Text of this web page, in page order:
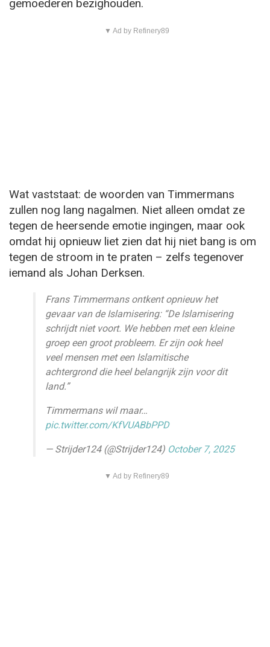
gemoederen bezighouden.
▼ Ad by Refinery89
Wat vaststaat: de woorden van Timmermans
zullen nog lang nagalmen. Niet alleen omdat ze
tegen de heersende emotie ingingen, maar ook
omdat hij opnieuw liet zien dat hij niet bang is om
tegen de stroom in te praten – zelfs tegenover
iemand als Johan Derksen.
Frans Timmermans ontkent opnieuw het
gevaar van de Islamisering: “De Islamisering
schrijdt niet voort. We hebben met een kleine
groep een groot probleem. Er zijn ook heel
veel mensen met een Islamitische
achtergrond die heel belangrijk zijn voor dit
land.”
Timmermans wil maar…
pic.twitter.com/KfVUABbPPD
— Strijder124 (@Strijder124) October 7, 2025
▼ Ad by Refinery89